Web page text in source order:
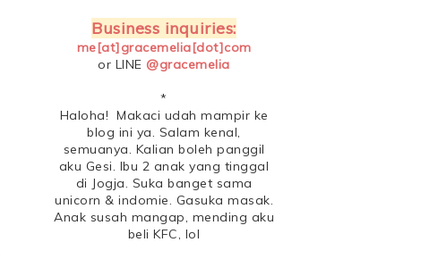
Business inquiries:
me[at]gracemelia[dot]com
or LINE @gracemelia
*
Haloha! Makaci udah mampir ke
blog ini ya. Salam kenal,
semuanya. Kalian boleh panggil
aku Gesi. Ibu 2 anak yang tinggal
di Jogja. Suka banget sama
unicorn & indomie. Gasuka masak.
Anak susah mangap, mending aku
beli KFC, lol